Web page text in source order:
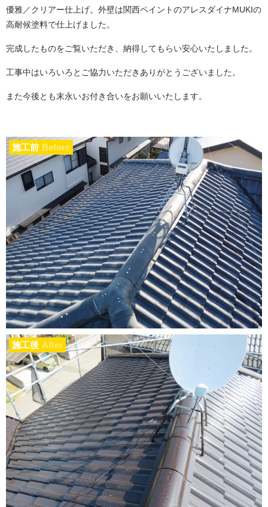
優雅／クリアー仕上げ。外壁は関西ペイントのアレスダイナMUKIの
高耐候塗料で仕上げました。
完成したものをご覧いただき、納得してもらい安心いたしました。
工事中はいろいろとご協力いただきありがとうございました。
また今後とも末永いお付き合いをお願いいたします。
施工前 Before
施工後 After